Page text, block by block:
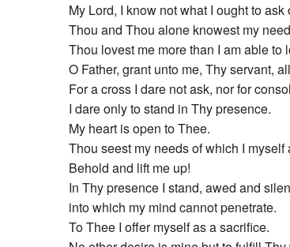
My Lord, I know not what I ought to ask
Thou and Thou alone knowest my
Thou lovest me more than I am able to
O Father, grant unto me, Thy servant,
For a cross I dare not ask, nor for
I dare only to stand in Thy presence.
My heart is open to Thee.
Thou seest my needs of which I myself
Behold and lift me up!
In Thy presence I stand, awed and
into which my mind cannot penetrate.
To Thee I offer myself as a sacrifice.